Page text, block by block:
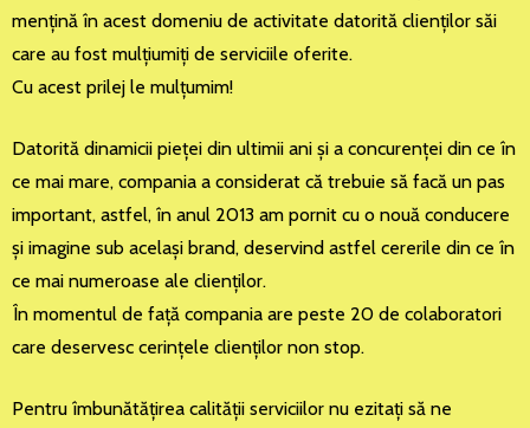
menţină în acest domeniu de activitate datorită clienţilor săi
care au fost mulţiumiţi de serviciile oferite.
Cu acest prilej le mulţumim!
Datorită dinamicii pieţei din ultimii ani şi a concurenţei din ce în
ce mai mare, compania a considerat că trebuie să facă un pas
important, astfel, în anul 2013 am pornit cu o nouă conducere
şi imagine sub acelaşi brand, deservind astfel cererile din ce în
ce mai numeroase ale clienţilor.
În momentul de faţă compania are peste 20 de colaboratori
care deservesc cerinţele clienţilor non stop.
Pentru îmbunătăţirea calităţii serviciilor nu ezitaţi să ne